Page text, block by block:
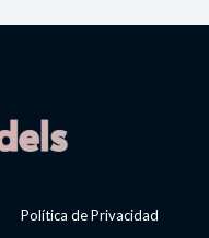
Política de Privacidad